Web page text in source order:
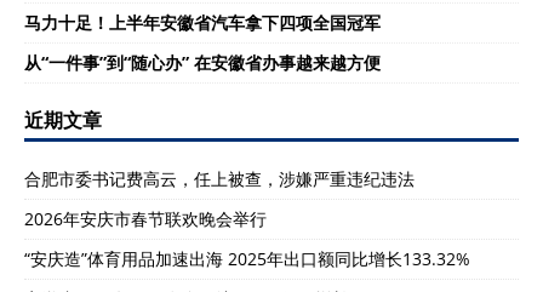
马力十足！上半年安徽省汽车拿下四项全国冠军
从“一件事”到“随心办” 在安徽省办事越来越方便
近期文章
合肥市委书记费高云，任上被查，涉嫌严重违纪违法
2026年安庆市春节联欢晚会举行
“安庆造”体育用品加速出海 2025年出口额同比增长133.32%